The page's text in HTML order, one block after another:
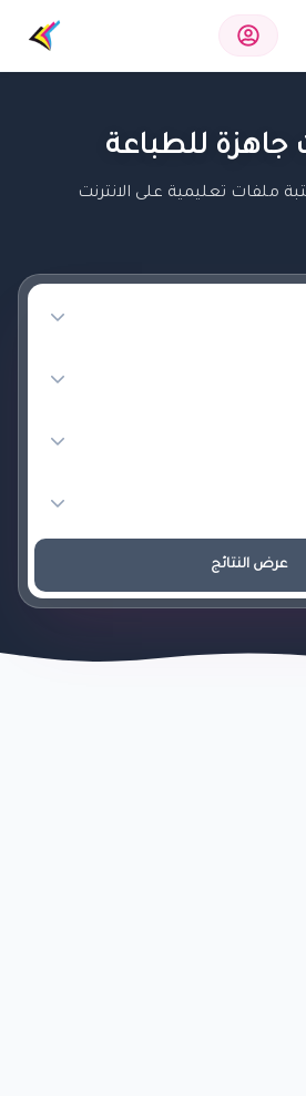
جاهزة للطباعة
ملفات تعليمية على الانترنت
عرض النتائج